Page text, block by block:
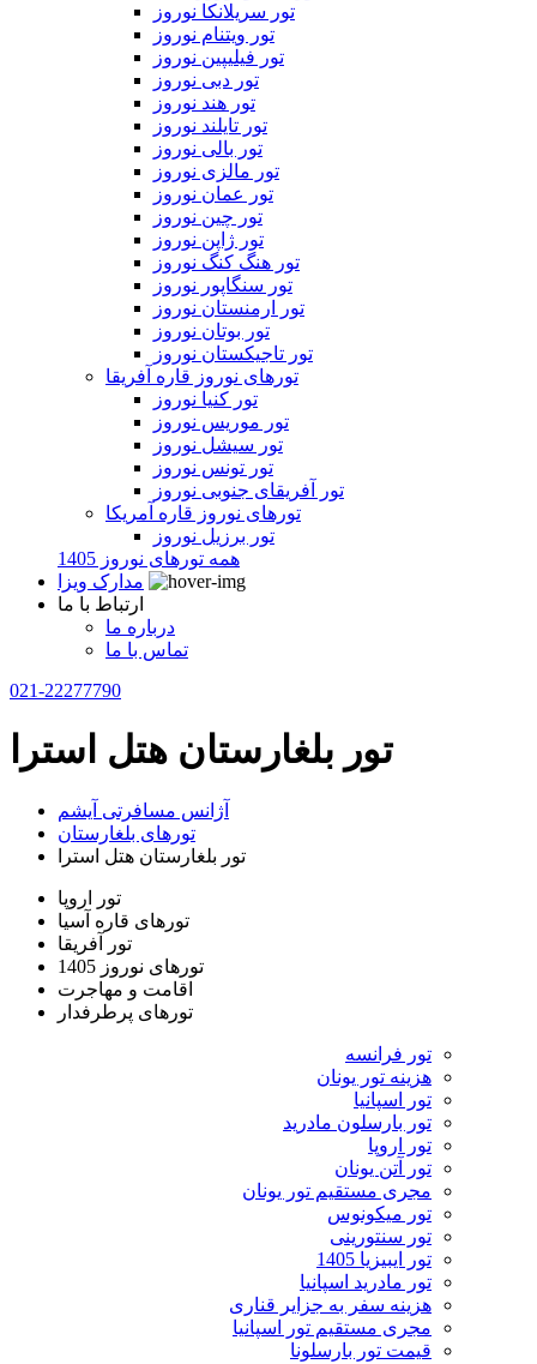
تور سریلانکا نوروز
تور ویتنام نوروز
تور فیلیپین نوروز
تور دبی نوروز
تور هند نوروز
تور تایلند نوروز
تور بالی نوروز
تور مالزی نوروز
تور عمان نوروز
تور چین نوروز
تور ژاپن نوروز
تور هنگ کنگ نوروز
تور سنگاپور نوروز
تور ارمنستان نوروز
تور بوتان نوروز
تور تاجیکستان نوروز
تورهای نوروز قاره آفریقا
تور کنیا نوروز
تور موریس نوروز
تور سیشل نوروز
تور تونس نوروز
تور آفریقای جنوبی نوروز
تورهای نوروز قاره آمریکا
تور برزیل نوروز
همه تورهای نوروز 1405
مدارک ویزا
ارتباط با ما
درباره ما
تماس با ما
021-22277790
تور بلغارستان هتل استرا
آژانس مسافرتی آیشم
تورهای بلغارستان
تور بلغارستان هتل استرا
تور اروپا
تورهای قاره آسیا
تور آفریقا
تورهای نوروز 1405
اقامت و مهاجرت
تورهای پرطرفدار
تور فرانسه
هزینه تور یونان
تور اسپانیا
تور بارسلون مادرید
تور اروپا
تور آتن یونان
مجری مستقیم تور یونان
تور میکونوس
تور سنتورینی
تور ایبیزیا 1405
تور مادرید اسپانیا
هزینه سفر به جزایر قناری
مجری مستقیم تور اسپانیا
قیمت تور بارسلونا